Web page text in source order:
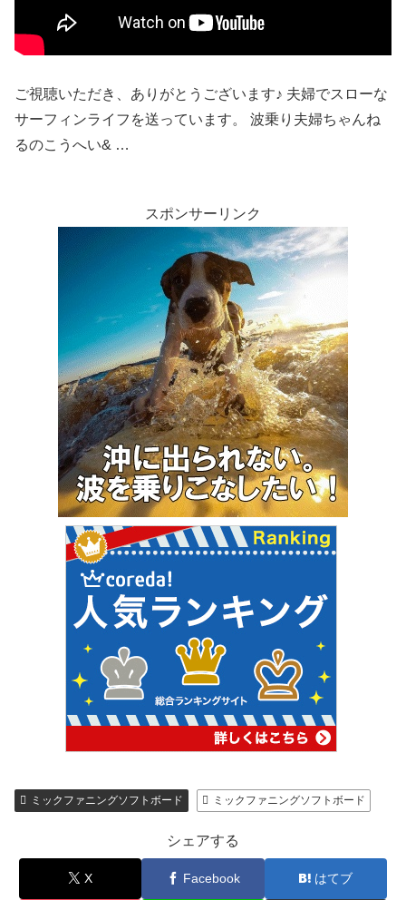
ご視聴いただき、ありがとうございます♪ 夫婦でスローな
サーフィンライフを送っています。 波乗り夫婦ちゃんね
るのこうへい& …
スポンサーリンク
ミックファニングソフトボード ミックファニングソフトボード
シェアする
X Facebook はてブ